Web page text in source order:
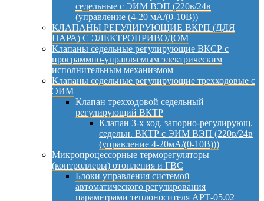
седельные с ЭИМ ВЭП (220в/24в
(управление (4-20 мА/(0-10В))
КЛАПАНЫ РЕГУЛИРУЮЩИЕ ВКРП (ДЛЯ
ПАРА) С ЭЛЕКТРОПРИВОДОМ
Клапаны седельные регулирующие ВКСР с
программно-управляемым электрическим
исполнительным механизмом
Клапаны седельные регулирующие трехходовые с
ЭИМ
Клапан трехходовой седельный
регулирующий ВКТР
Клапан 3-х ход. запорно-регулирующ.
седельн. ВКТР с ЭИМ ВЭП (220в/24в
(управление 4-20мА/(0-10В)))
Микропроцессорные терморегуляторы
(контроллеры) отопления и ГВС
Блоки управления системой
автоматического регулирования
параметрами теплоносителя АРТ-05.02